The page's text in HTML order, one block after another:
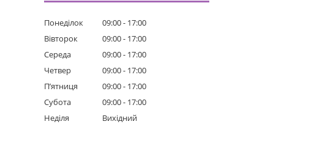
Понеділок 09:00
17:00
Вівторок
09:00
17:00
Середа
09:00
17:00
Четвер
09:00
17:00
Пʼятниця
09:00
17:00
Субота
09:00
17:00
Неділя
Вихідний